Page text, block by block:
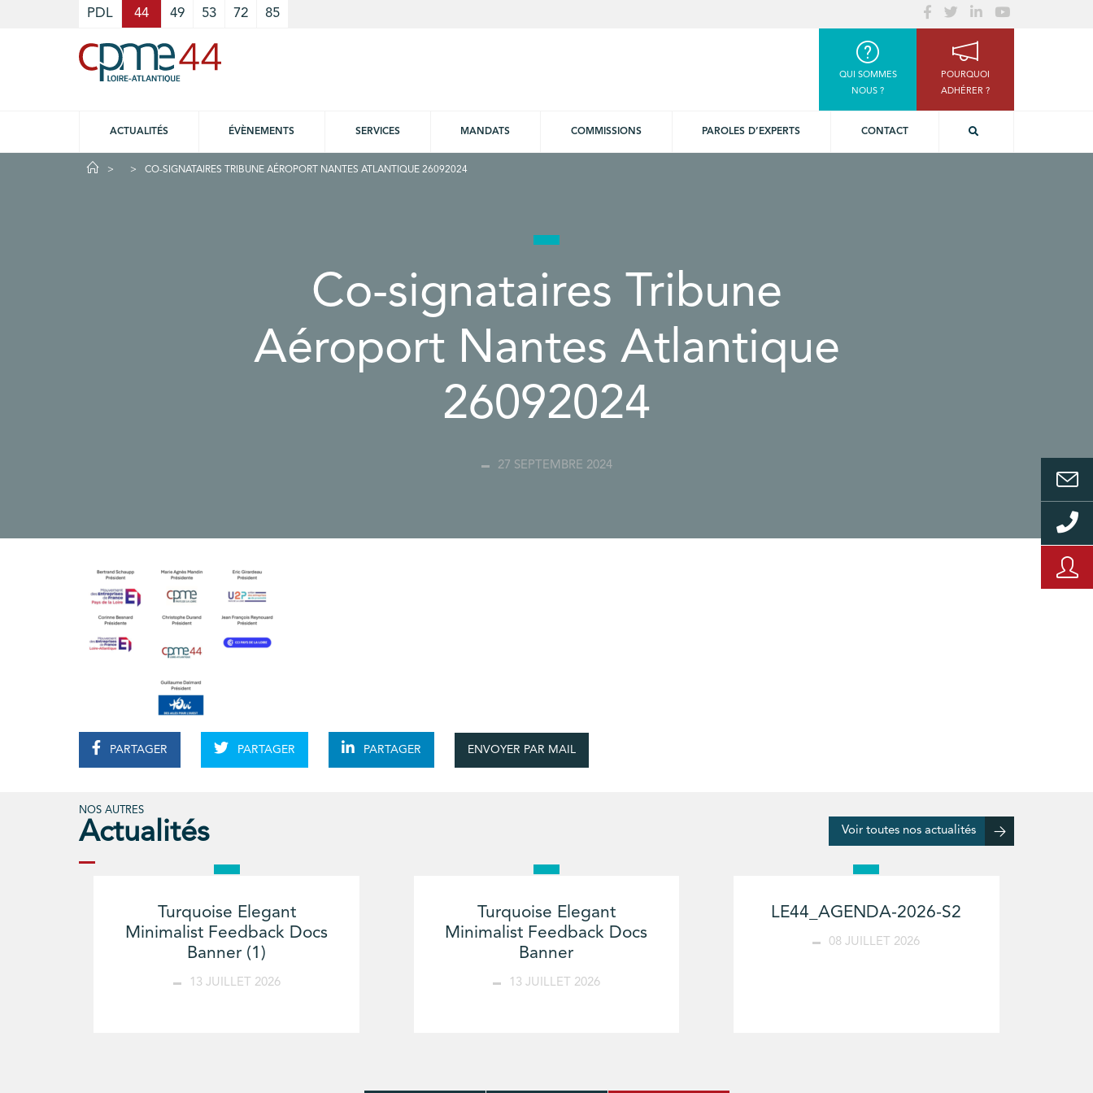
PDL 44 49 53 72 85
QUI SOMMES
NOUS ?
POURQUOI
ADHÉRER ?
ACTUALITÉS ÉVÈNEMENTS SERVICES MANDATS COMMISSIONS PAROLES D’EXPERTS CONTACT
CO-SIGNATAIRES TRIBUNE AÉROPORT NANTES ATLANTIQUE 26092024
Co-signataires Tribune
Aéroport Nantes Atlantique
26092024
27 SEPTEMBRE 2024
PARTAGER PARTAGER PARTAGER ENVOYER PAR MAIL
NOS AUTRES
Actualités Voir toutes nos actualités
Turquoise Elegant
Minimalist Feedback Docs
Banner (1)
13 JUILLET 2026
Turquoise Elegant
Minimalist Feedback Docs
Banner
13 JUILLET 2026
LE44_AGENDA-2026-S2
08 JUILLET 2026
Cookies management panel